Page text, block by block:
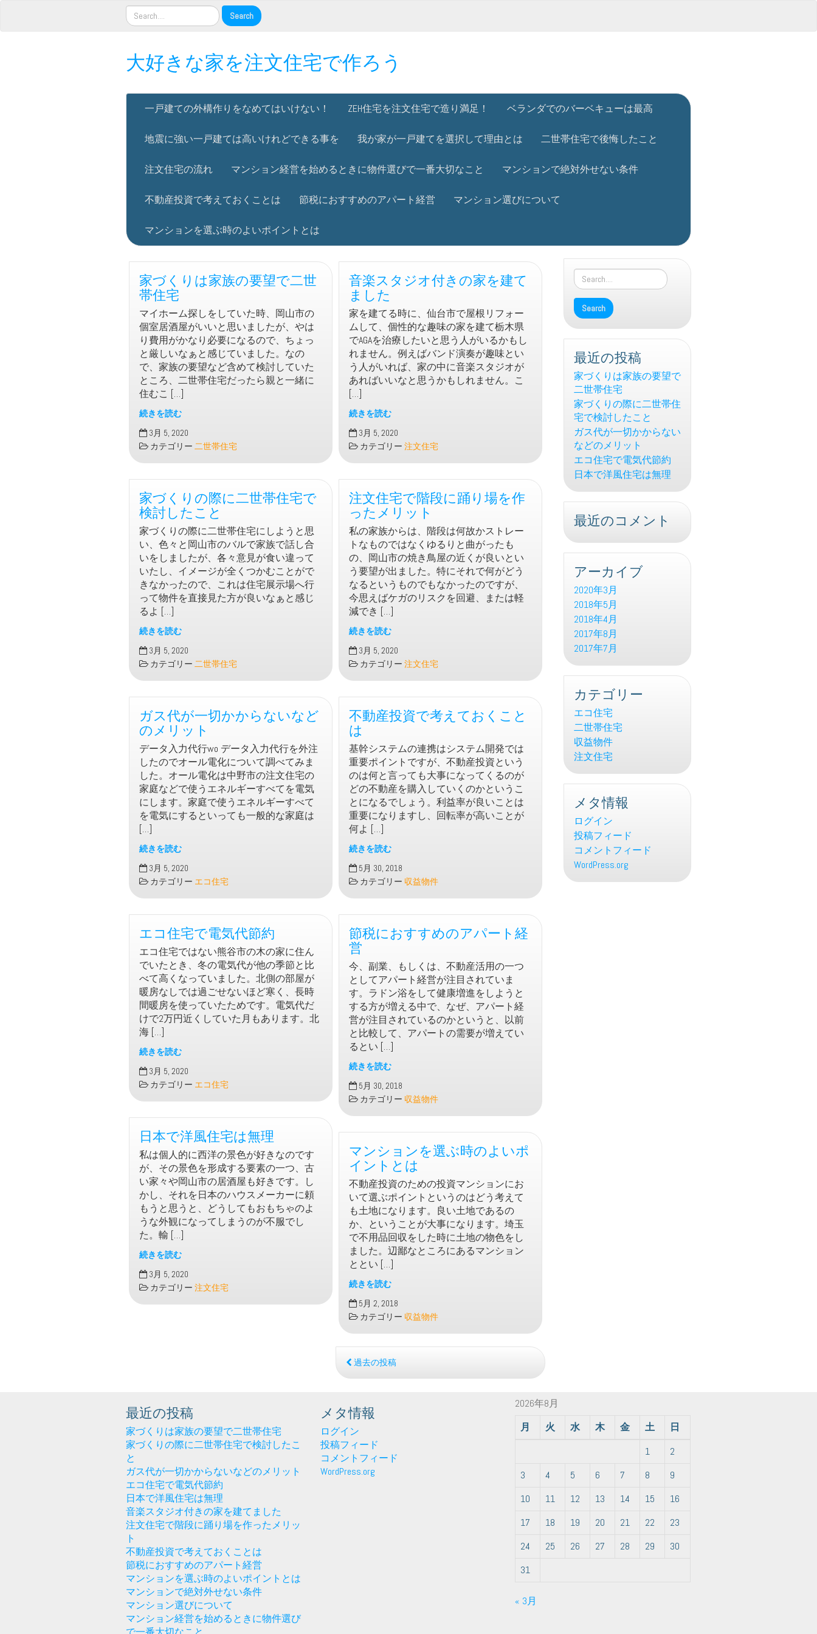
大好きな家を注文住宅で作ろう
一戸建ての外構作りをなめてはいけない！ ZEH住宅を注文住宅で造り満足！ ベランダでのバーベキューは最高
地震に強い一戸建ては高いけれどできる事を 我が家が一戸建てを選択して理由とは 二世帯住宅で後悔したこと
注文住宅の流れ マンション経営を始めるときに物件選びで一番大切なこと マンションで絶対外せない条件
不動産投資で考えておくことは 節税におすすめのアパート経営 マンション選びについて
マンションを選ぶ時のよいポイントとは
家づくりは家族の要望で二世
帯住宅
マイホーム探しをしていた時、岡山市の
個室居酒屋がいいと思いましたが、やは
り費用がかなり必要になるので、ちょっ
と厳しいなぁと感じていました。なの
で、家族の要望など含めて検討していた
ところ、二世帯住宅だったら親と一緒に
住むこ […]
続きを読む
家
づ
く
り
は
家
族
の
要
望
で
二
世
帯
住
宅
3月 5, 2020
カテゴリー 二世帯住宅
家づくりの際に二世帯住宅で
検討したこと
家づくりの際に二世帯住宅にしようと思
い、色々と岡山市のバルで家族で話し合
いをしましたが、各々意見が食い違って
いたし、イメージが全くつかむことがで
きなかったので、これは住宅展示場へ行
って物件を直接見た方が良いなぁと感じ
るよ […]
続きを読む
家
づ
く
り
の
際
に
二
世
帯
住
宅
で
検
討
し
こ
と
3月 5, 2020
カテゴリー 二世帯住宅
ガス代が一切かからないなど
のメリット
データ入力代行wo データ入力代行を外注
したのでオール電化について調べてみま
した。オール電化は中野市の注文住宅の
家庭などで使うエネルギーすべてを電気
にします。家庭で使うエネルギーすべて
を電気にするといっても一般的な家庭は
[…]
続きを読む
ガ
ス
代
が
一
切
か
か
ら
な
い
な
ど
の
メ
ッ
ト
3月 5, 2020
カテゴリー エコ住宅
エコ住宅で電気代節約
エコ住宅ではない熊谷市の木の家に住ん
でいたとき、冬の電気代が他の季節と比
べて高くなっていました。北側の部屋が
暖房なしでは過ごせないほど寒く、長時
間暖房を使っていたためです。電気代だ
けで2万円近くしていた月もあります。北
海 […]
続きを読む
エ
コ
住
宅
で
電
気
代
節
約
3月 5, 2020
カテゴリー エコ住宅
日本で洋風住宅は無理
私は個人的に西洋の景色が好きなのです
が、その景色を形成する要素の一つ、古
い家々や岡山市の居酒屋も好きです。し
かし、それを日本のハウスメーカーに頼
もうと思うと、どうしてもおもちゃのよ
うな外観になってしまうのが不服でし
た。輸 […]
続きを読む
日
本
で
洋
3月 5, 2020
カテゴリー 注文住宅
音楽スタジオ付きの家を建て
ました
家を建てる時に、仙台市で屋根リフォー
ムして、個性的な趣味の家を建て栃木県
でAGAを治療したいと思う人がいるかもし
れません。例えばバンド演奏が趣味とい
う人がいれば、家の中に音楽スタジオが
あればいいなと思うかもしれません。こ
[…]
続きを読む
音
楽
ス
タ
ジ
オ
付
き
の
家
を
建
て
ま
し
た
3月 5, 2020
カテゴリー 注文住宅
注文住宅で階段に踊り場を作
ったメリット
私の家族からは、階段は何故かストレー
トなものではなくゆるりと曲がったも
の、岡山市の焼き鳥屋の近くが良いとい
う要望が出ました。特にそれで何がどう
なるというものでもなかったのですが、
今思えばケガのリスクを回避、または軽
減でき […]
続きを読む
注
文
住
宅
で
階
段
に
踊
り
場
を
作
っ
た
メ
ッ
ト
3月 5, 2020
カテゴリー 注文住宅
不動産投資で考えておくこと
は
基幹システムの連携はシステム開発では
重要ポイントですが、不動産投資という
のは何と言っても大事になってくるのが
どの不動産を購入していくのかというこ
とになるでしょう。利益率が良いことは
重要になりますし、回転率が高いことが
何よ […]
続きを読む
不
動
産
投
資
で
考
え
て
お
く
こ
と
は
5月 30, 2018
カテゴリー 収益物件
節税におすすめのアパート経
営
今、副業、もしくは、不動産活用の一つ
としてアパート経営が注目されていま
す。ラドン浴をして健康増進をしようと
する方が増える中で、なぜ、アパート経
営が注目されているのかというと、以前
と比較して、アパートの需要が増えてい
るとい […]
続きを読む
節
税
に
お
す
す
め
の
ア
パ
ー
ト
経
営
5月 30, 2018
カテゴリー 収益物件
マンションを選ぶ時のよいポ
イントとは
不動産投資のための投資マンションにお
いて選ぶポイントというのはどう考えて
も土地になります。良い土地であるの
か、ということが大事になります。埼玉
で不用品回収をした時に土地の物色をし
ました。辺鄙なところにあるマンション
ととい […]
続きを読む
マ
ン
シ
ョ
ン
を
選
時
の
よ
い
ポ
イ
5月 2, 2018
カテゴリー 収益物件
過去の投稿
最近の投稿
家づくりは家族の要望で
二世帯住宅
家づくりの際に二世帯住
宅で検討したこと
ガス代が一切かからない
などのメリット
エコ住宅で電気代節約
日本で洋風住宅は無理
最近のコメント
アーカイブ
2020年3月
2018年5月
2018年4月
2017年8月
2017年7月
カテゴリー
エコ住宅
二世帯住宅
収益物件
注文住宅
メタ情報
ログイン
投稿フィード
コメントフィード
WordPress.org
最近の投稿
家づくりは家族の要望で二世帯住宅
家づくりの際に二世帯住宅で検討したこ
と
ガス代が一切かからないなどのメリット
エコ住宅で電気代節約
日本で洋風住宅は無理
音楽スタジオ付きの家を建てました
注文住宅で階段に踊り場を作ったメリッ
ト
不動産投資で考えておくことは
節税におすすめのアパート経営
マンションを選ぶ時のよいポイントとは
マンションで絶対外せない条件
マンション選びについて
マンション経営を始めるときに物件選び
メタ情報
ログイン
投稿フィード
コメントフィード
WordPress.org
2026年8月
月
火 水 木 金 土
日
1
2
3
4 5 6 7 8
9
10
11 12 13 14 15
16
17
18 19 20 21 22
23
24
25 26 27 28 29
30
31
« 3月